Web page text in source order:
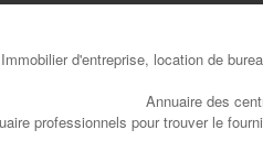
Immobilier d'entreprise, location de
Annuaire des
professionnels pour trouver le